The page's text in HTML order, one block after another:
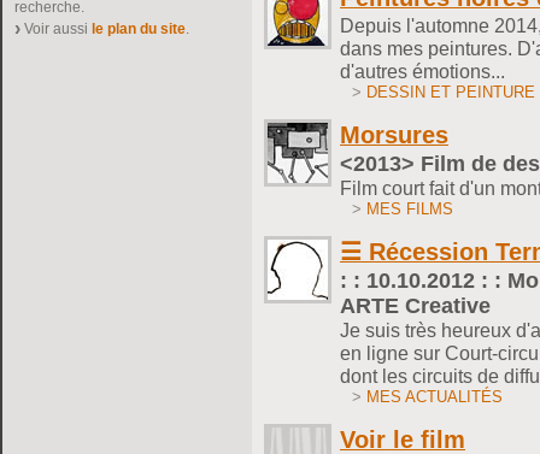
recherche.
Voir aussi le plan du site
Depuis l'automne
dans mes peintures.
d'autres émotions...
> DESSIN ET PEINTURE
Morsures
<2013> Film de
Film court fait d'un
> MES FILMS
☰ Récession
: : 10.10.2012 : :
ARTE Creative
Je suis très heureux
en ligne sur Court-
dont les circuits de
> MES ACTUALITÉS
Voir le film